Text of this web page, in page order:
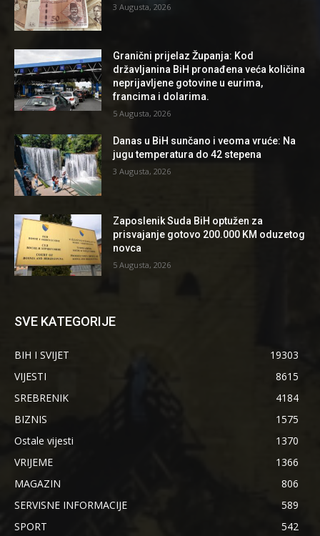
3 Augusta, 2026
Granični prijelaz Županja: Kod
državljanina BiH pronađena veća količina
neprijavljene gotovine u eurima,
francima i dolarima.
5 Augusta, 2026
Danas u BiH sunčano i veoma vruće: Na
jugu temperatura do 42 stepena
3 Augusta, 2026
Zaposlenik Suda BiH optužen za
prisvajanje gotovo 200.000 KM oduzetog
novca
5 Augusta, 2026
SVE KATEGORIJE
BIH I SVIJET
19303
VIJESTI
8615
SREBRENIK
4184
BIZNIS
1575
Ostale vijesti
1370
VRIJEME
1366
MAGAZIN
806
SERVISNE INFORMACIJE
589
SPORT
542